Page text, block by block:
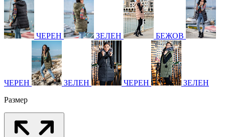
ЧЕРЕН ЗЕЛЕН БЕЖОВ
ЧЕРЕН ЗЕЛЕН ЧЕРЕН
ЗЕЛЕН
Размер